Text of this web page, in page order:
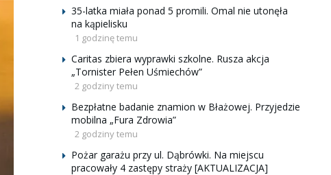
35-latka miała ponad 5 promili. Omal nie utonęła
na kąpielisku
1 godzinę temu
Caritas zbiera wyprawki szkolne. Rusza akcja
„Tornister Pełen Uśmiechów”
2 godziny temu
Bezpłatne badanie znamion w Błażowej. Przyjedzie
mobilna „Fura Zdrowia”
2 godziny temu
Pożar garażu przy ul. Dąbrówki. Na miejscu
pracowały 4 zastępy straży [AKTUALIZACJA]